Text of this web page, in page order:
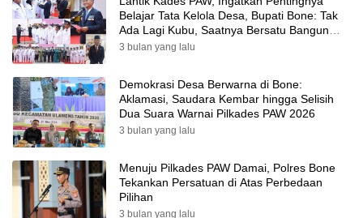
Belajar Tata Kelola Desa, Bupati Bone: Tak
Ada Lagi Kubu, Saatnya Bersatu Bangun
Desa
3 bulan yang lalu
Demokrasi Desa Berwarna di Bone:
Aklamasi, Saudara Kembar hingga Selisih
Dua Suara Warnai Pilkades PAW 2026
3 bulan yang lalu
Menuju Pilkades PAW Damai, Polres Bone
Tekankan Persatuan di Atas Perbedaan
Pilihan
3 bulan yang lalu